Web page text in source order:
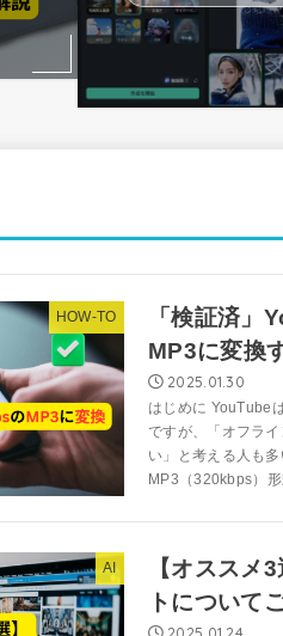
HOW-TO
「検証済
MP3に変換
2025.01.30
はじめに YouTube
ですが、「オフラ
い」と考える人も
MP3（320kbps）形
AI
【オススメ
トについて